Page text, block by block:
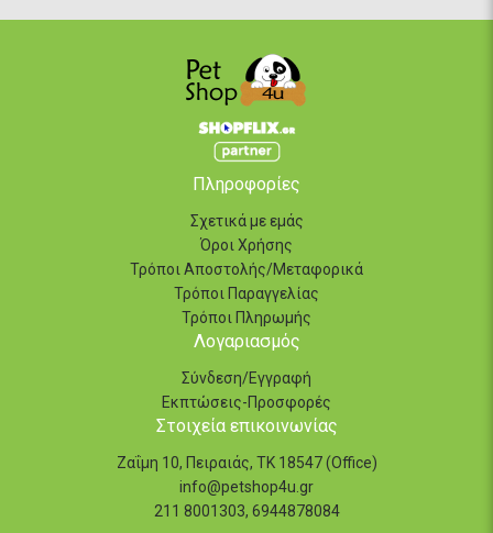
Πληροφορίες
Σχετικά με εμάς
Όροι Χρήσης
Τρόποι Αποστολής/Μεταφορικά
Τρόποι Παραγγελίας
Τρόποι Πληρωμής
Λογαριασμός
Σύνδεση/Εγγραφή
Εκπτώσεις-Προσφορές
Στοιχεία επικοινωνίας
Ζαΐμη 10, Πειραιάς, ΤΚ 18547 (Office)
info@petshop4u.gr
211 8001303, 6944878084